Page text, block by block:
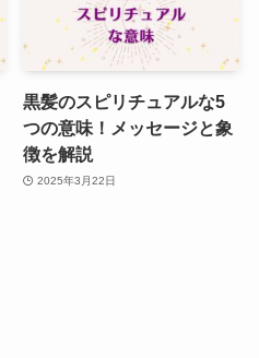
黒髪のスピリチュアルな5
つの意味！メッセージと象
徴を解説
2025年3月22日